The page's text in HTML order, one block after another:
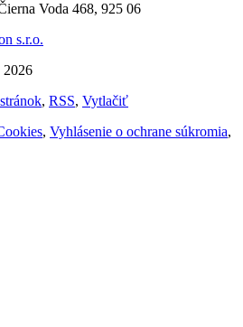
Voda 468, 925 06
s.r.o.
2026
, RSS, Vytlačiť
, Vyhlásenie o ochrane súkromia,